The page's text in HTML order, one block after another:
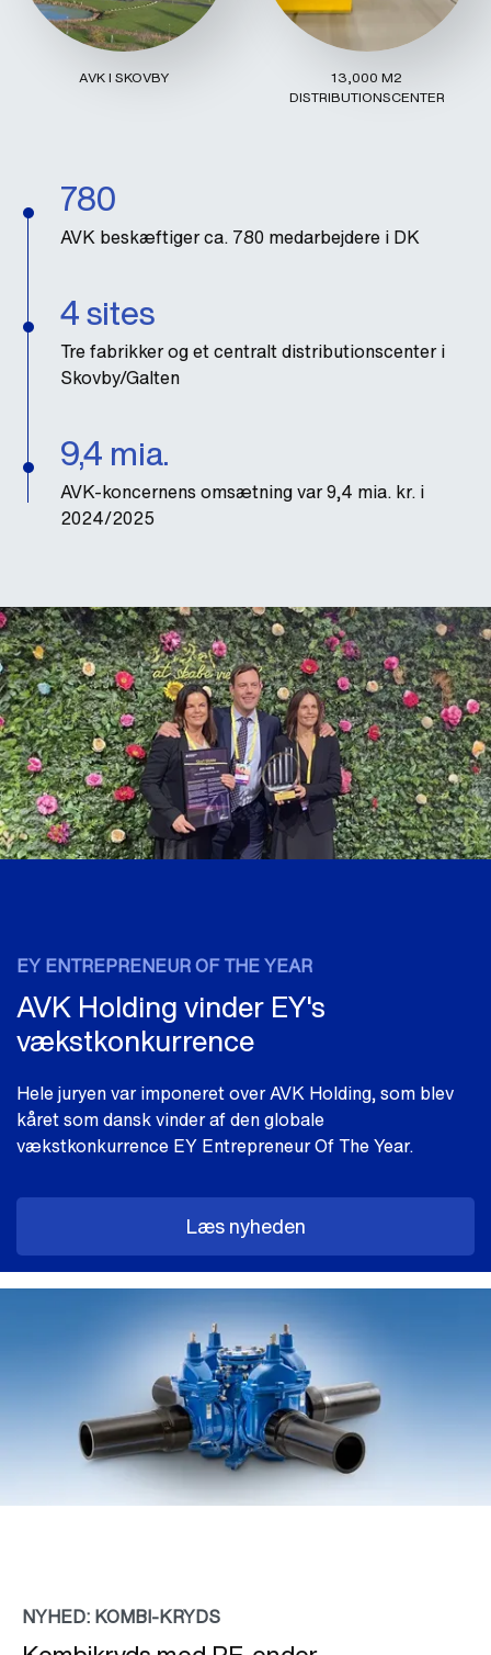
AVK I SKOVBY
13,000 M2
DISTRIBUTIONSCENTER
780
AVK beskæftiger ca. 780 medarbejdere i DK
4 sites
Tre fabrikker og et centralt distributionscenter i
Skovby/Galten
9,4 mia.
AVK-koncernens omsætning var 9,4 mia. kr. i
2024/2025
EY ENTREPRENEUR OF THE YEAR
AVK Holding vinder EY's
vækstkonkurrence
Hele juryen var imponeret over AVK Holding, som blev
kåret som dansk vinder af den globale
vækstkonkurrence EY Entrepreneur Of The Year.
Læs nyheden
NYHED: KOMBI-KRYDS